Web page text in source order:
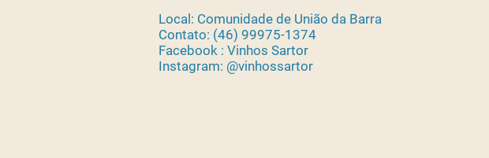
Local: Comunidade de União da Barra
Contato: (46) 99975-1374
Facebook : Vinhos Sartor
Instagram: @vinhossartor